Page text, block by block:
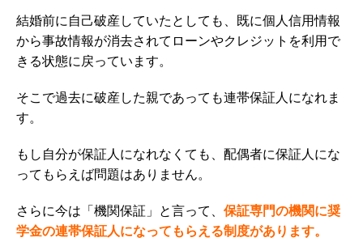
結婚前に自己破産していたとしても、既に個人信用情報
から事故情報が消去されてローンやクレジットを利用で
きる状態に戻っています。
そこで過去に破産した親であっても連帯保証人になれま
す。
もし自分が保証人になれなくても、配偶者に保証人にな
ってもらえば問題はありません。
さらに今は「機関保証」と言って、 保証専門の機関に奨
学金の連帯保証人になってもらえる制度があります。